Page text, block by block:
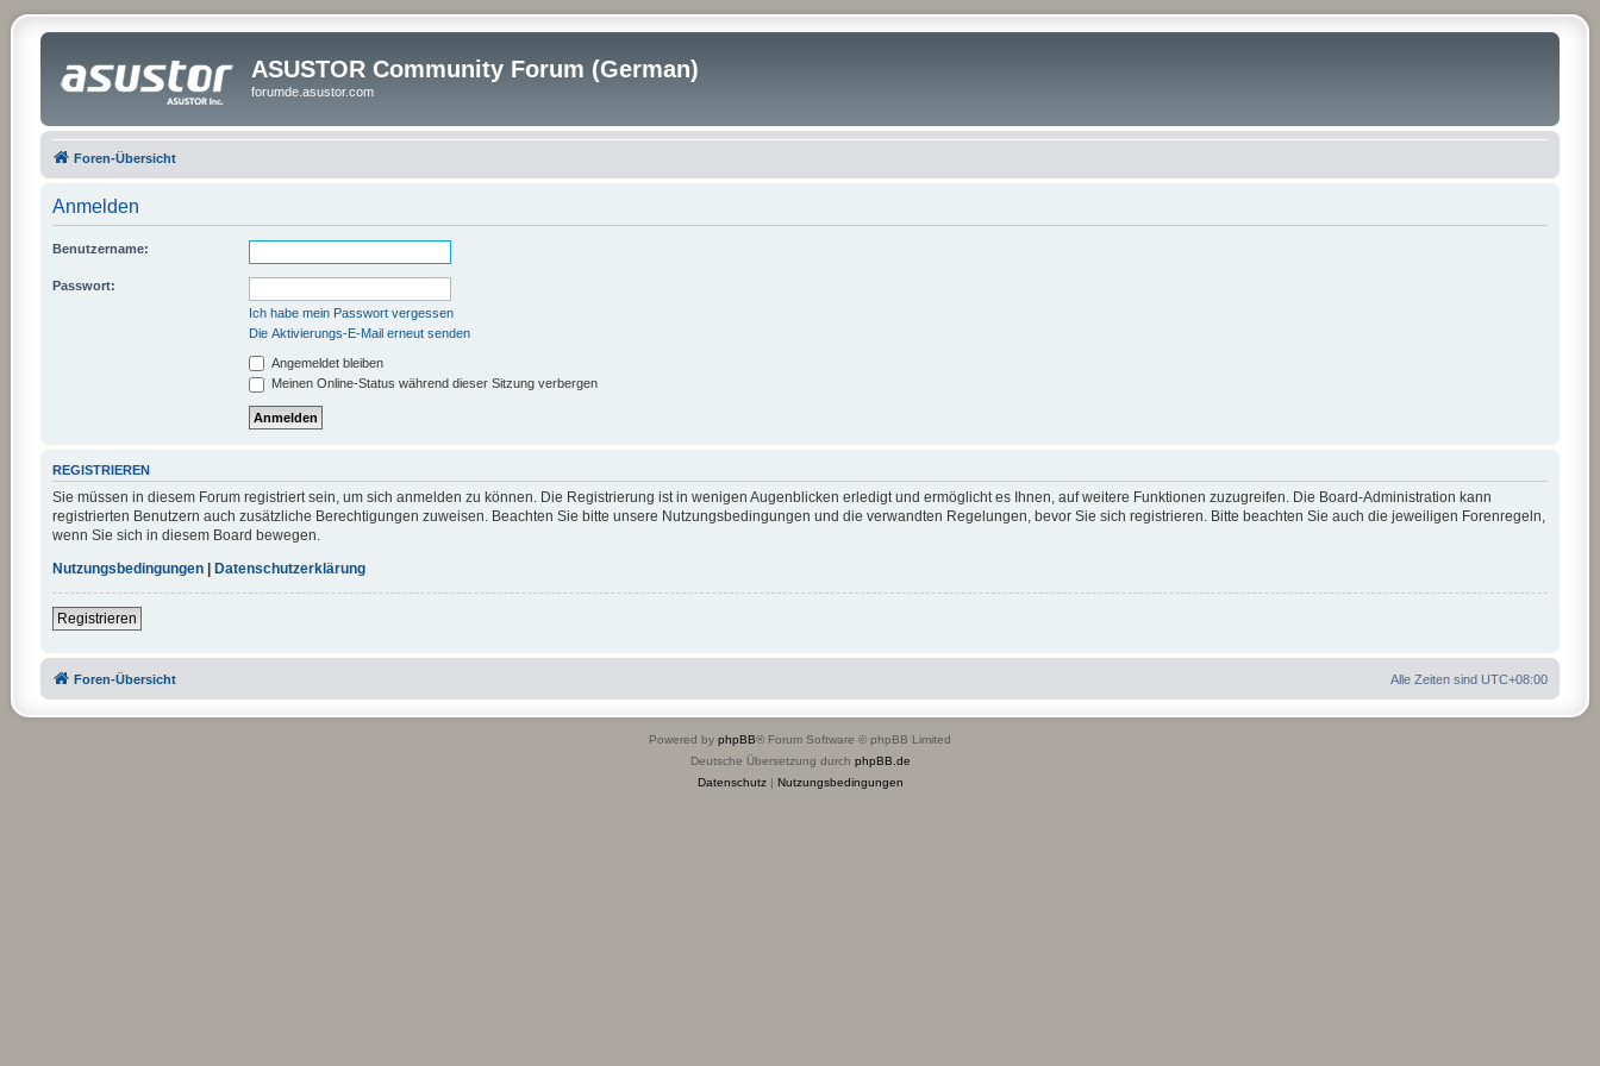
ASUSTOR Community Forum (German)
forumde.asustor.com
Foren-Übersicht
Anmelden
Benutzername:
Passwort:
Ich habe mein Passwort vergessen
Die Aktivierungs-E-Mail erneut senden
Angemeldet bleiben
Meinen Online-Status während dieser Sitzung verbergen
REGISTRIEREN
Sie müssen in diesem Forum registriert sein, um sich anmelden zu können. Die Registrierung ist in wenigen Augenblicken erledigt und ermöglicht es Ihnen, auf weitere Funktionen zuzugreifen. Die Board-Administration kann
registrierten Benutzern auch zusätzliche Berechtigungen zuweisen. Beachten Sie bitte unsere Nutzungsbedingungen und die verwandten Regelungen, bevor Sie sich registrieren. Bitte beachten Sie auch die jeweiligen Forenregeln,
wenn Sie sich in diesem Board bewegen.
Nutzungsbedingungen| Datenschutzerklärung
Registrieren
Foren-Übersicht Alle Zeiten sind UTC+08:00
Powered by phpBB® Forum Software © phpBB Limited
Deutsche Übersetzung durch phpBB.de
Datenschutz| Nutzungsbedingungen